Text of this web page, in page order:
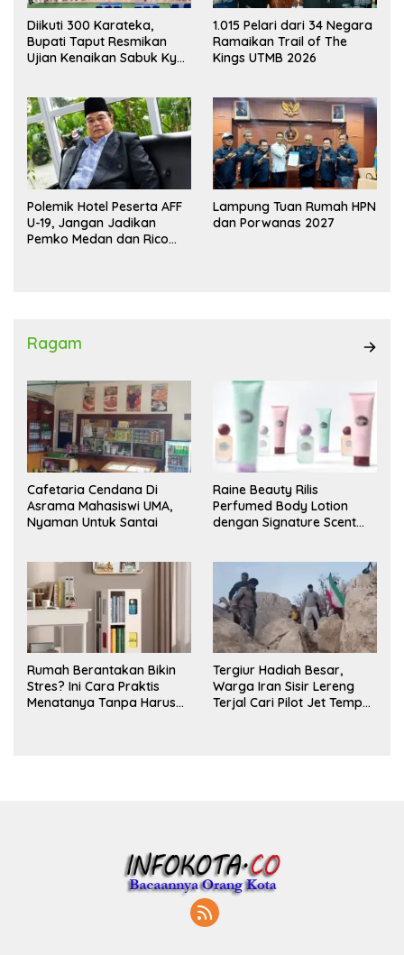
Diikuti 300 Karateka,
Bupati Taput Resmikan
Ujian Kenaikan Sabuk Kyu
1.015 Pelari dari 34 Negara
Ramaikan Trail of The
Kings UTMB 2026
Polemik Hotel Peserta AFF
U-19, Jangan Jadikan
Pemko Medan dan Rico
Lampung Tuan Rumah HPN
dan Porwanas 2027
Ragam
Cafetaria Cendana Di
Asrama Mahasiswi UMA,
Nyaman Untuk Santai
Raine Beauty Rilis
Perfumed Body Lotion
dengan Signature Scent
Rumah Berantakan Bikin
Stres? Ini Cara Praktis
Menatanya Tanpa Harus
Tergiur Hadiah Besar,
Warga Iran Sisir Lereng
Terjal Cari Pilot Jet Tempur